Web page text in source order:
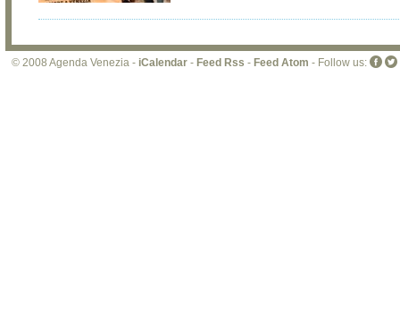
© 2008 Agenda Venezia - iCalendar - Feed Rss - Feed Atom - Follow us: